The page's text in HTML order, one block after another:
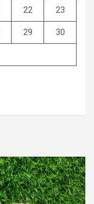
22 23
29 30